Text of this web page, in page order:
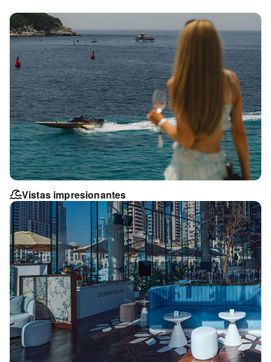
Vistas impresionantes